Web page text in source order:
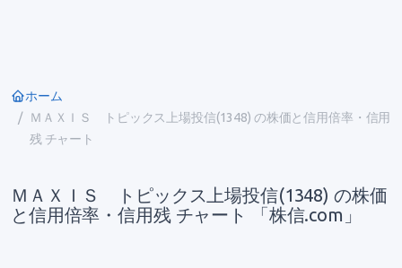
ホーム
ＭＡＸＩＳ トピックス上場投信(1348) の株価と信用倍率・信用
残 チャート
ＭＡＸＩＳ トピックス上場投信(1348) の株価
と信用倍率・信用残 チャート 「株信.com」